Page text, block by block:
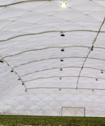
12/2017 /
01 -